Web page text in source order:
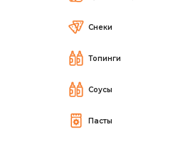
Снеки
Топинги
Соусы
Пасты